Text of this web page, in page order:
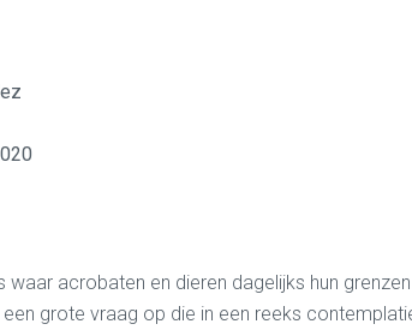
acrobaten en dieren dagelijks hun
grote vraag op die in een reeks